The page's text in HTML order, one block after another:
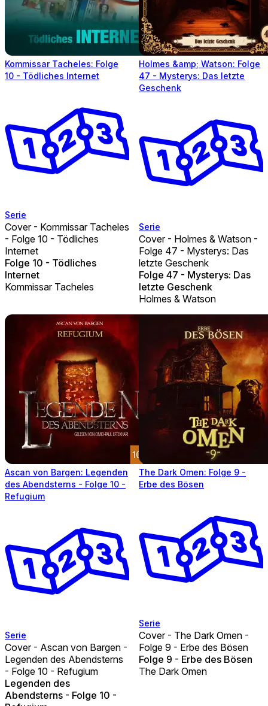
Kommissar Tacheles: Folge
10 - Tödliches Internet
Serie
Cover - Kommissar Tacheles
- Folge 10 - Tödliches
Internet
Folge 10 - Tödliches
Internet
Kommissar Tacheles
Holmes &amp; Watson: Folge
47 - Mysterys: Das letzte
Geschenk
Serie
Cover - Holmes & Watson -
Folge 47 - Mysterys: Das
letzte Geschenk
Folge 47 - Mysterys: Das
letzte Geschenk
Holmes & Watson
Ascan von Bargen: Legenden
des Abendsterns - Folge 10 -
Refugium
Serie
Cover - Ascan von Bargen -
Legenden des Abendsterns
- Folge 10 - Refugium
Legenden des
Abendsterns - Folge 10 -
The Dark Omen: Folge 9 -
Erbe des Bösen
Serie
Cover - The Dark Omen -
Folge 9 - Erbe des Bösen
Folge 9 - Erbe des Bösen
The Dark Omen